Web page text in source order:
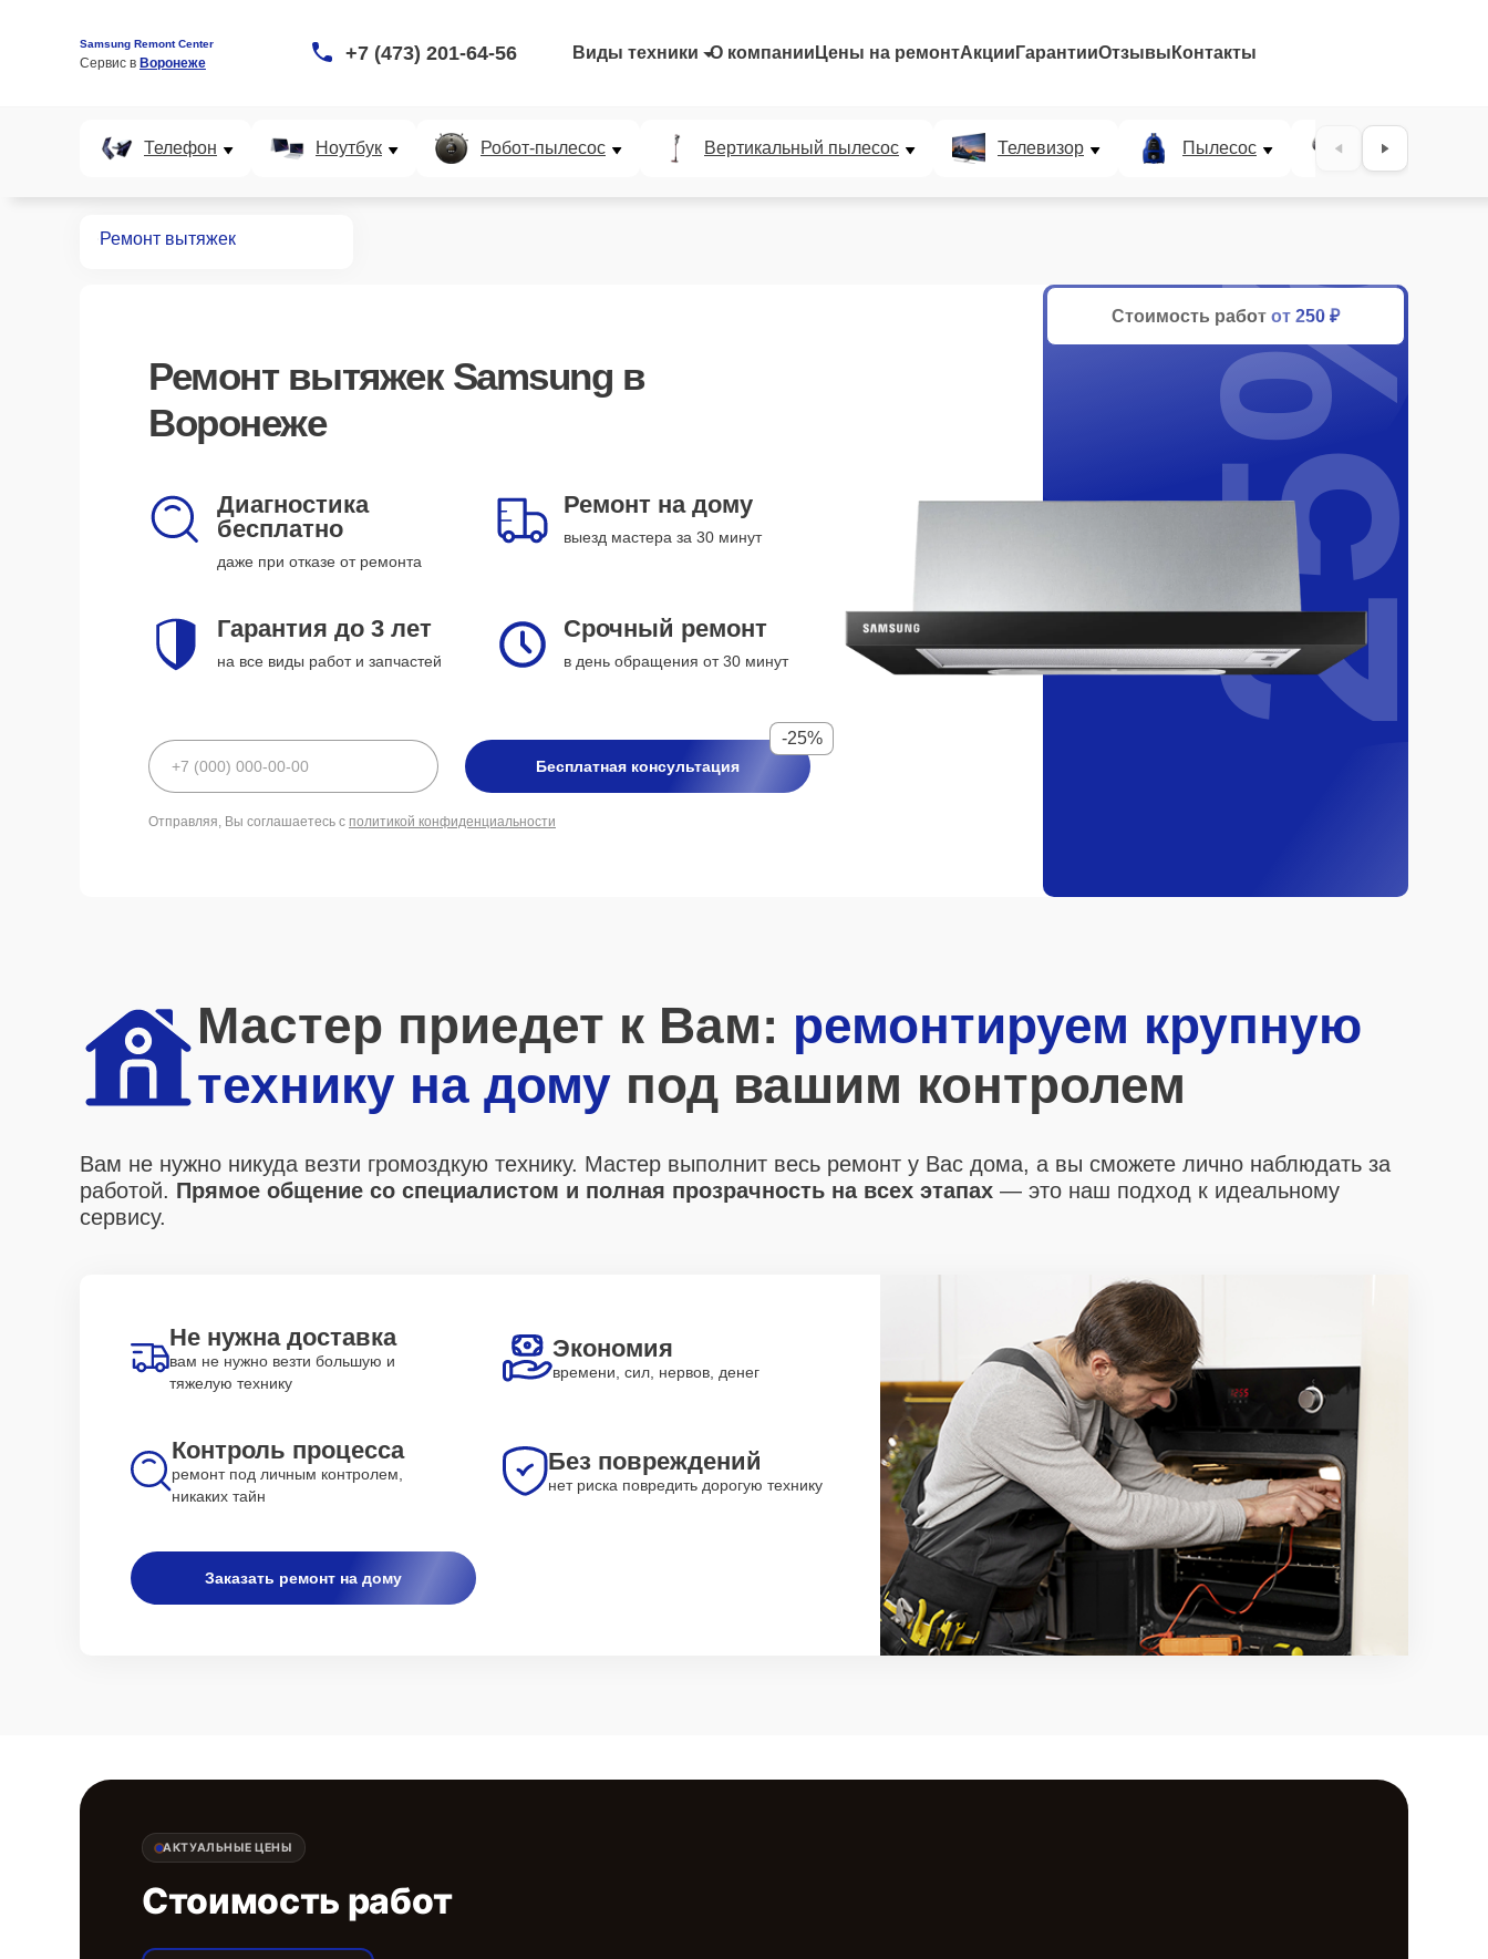
Samsung Remont Center
Сервис в Воронеже +7 (473) 201-64-56 Виды техники О компании Цены на ремонтАкции ГарантииОтзывы Контакты
Телефон Ноутбук Робот-пылесос Вертикальный пылесос Телевизор Пылесос Проектор
Ремонт вытяжек
Ремонт вытяжек Samsung в
Воронеже
Диагностика
бесплатно
даже при отказе от ремонта
Ремонт на дому
выезд мастера за 30 минут
Гарантия до 3 лет
на все виды работ и запчастей
Срочный ремонт
в день обращения от 30 минут
Бесплатная консультация
-25%
Отправляя, Вы соглашаетесь с политикой конфиденциальности
Стоимость работ от 250 ₽
25%
Мастер приедет к Вам: ремонтируем крупную
технику на дому под вашим контролем
Вам не нужно никуда везти громоздкую технику. Мастер выполнит весь ремонт у Вас дома, а вы сможете лично наблюдать за
работой. Прямое общение со специалистом и полная прозрачность на всех этапах — это наш подход к идеальному
сервису.
Не нужна доставка
вам не нужно везти большую и
тяжелую технику
Экономия
времени, сил, нервов, денег
Контроль процесса
ремонт под личным контролем,
никаких тайн
Без повреждений
нет риска повредить дорогую технику
Заказать ремонт на дому
АКТУАЛЬНЫЕ ЦЕНЫ
Стоимость работ